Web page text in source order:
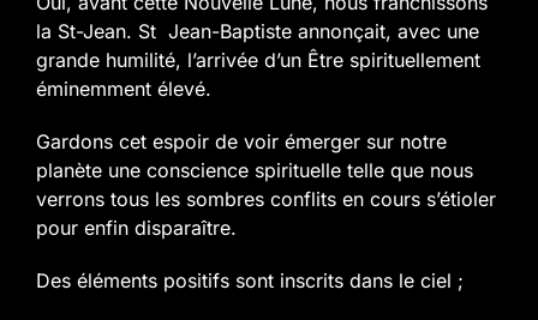
la St-Jean. St Jean-Baptiste annonçait, avec une
grande humilité, l’arrivée d’un Être spirituellement
éminemment élevé.
Gardons cet espoir de voir émerger sur notre
planète une conscience spirituelle telle que nous
verrons tous les sombres conflits en cours s’étioler
pour enfin disparaître.
Des éléments positifs sont inscrits dans le ciel ;